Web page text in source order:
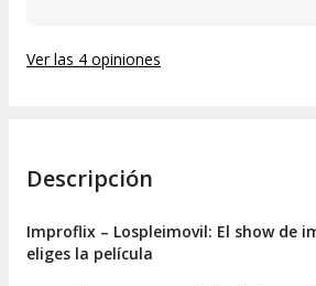
Ver las 4 opiniones
Descripción
Improflix – Lospleimovil: El show de
eliges la película